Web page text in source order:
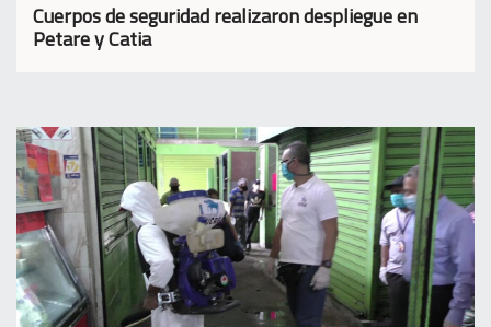
Cuerpos de seguridad realizaron despliegue en
Petare y Catia